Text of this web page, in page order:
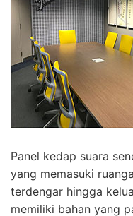
Panel kedap suara
yang memasuki
terdengar hingga
memiliki bahan yang